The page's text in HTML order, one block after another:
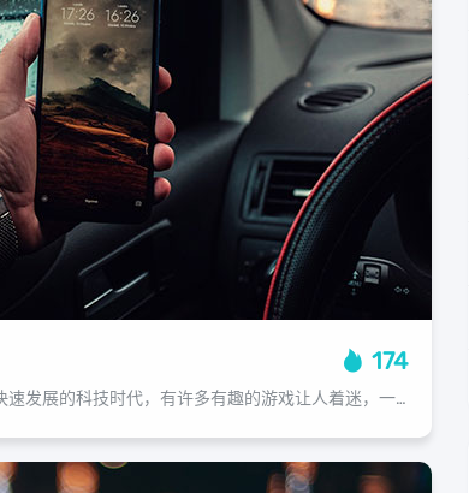
174
为什么我们都爱玩雨燕游戏？在这个快速发展的科技时代，有许多有趣的游戏让人着迷，一款名为“雨燕”的游戏深受玩家们的喜爱，因为它以独特的视角和无尽的挑战性吸引着玩家，“雨燕”是一款多人在线合作的游戏，游戏中，每个玩家都需要与其他...